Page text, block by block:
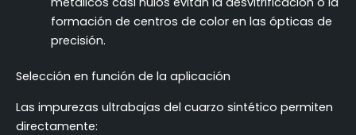
formación de centros de color en las ópticas de
precisión.
Selección en función de la aplicación
Las impurezas ultrabajas del cuarzo sintético permiten
directamente: